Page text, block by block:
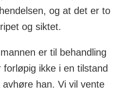
og at det er to
og siktet.
er til behandling
ikke i en tilstand
han. Vi vil vente